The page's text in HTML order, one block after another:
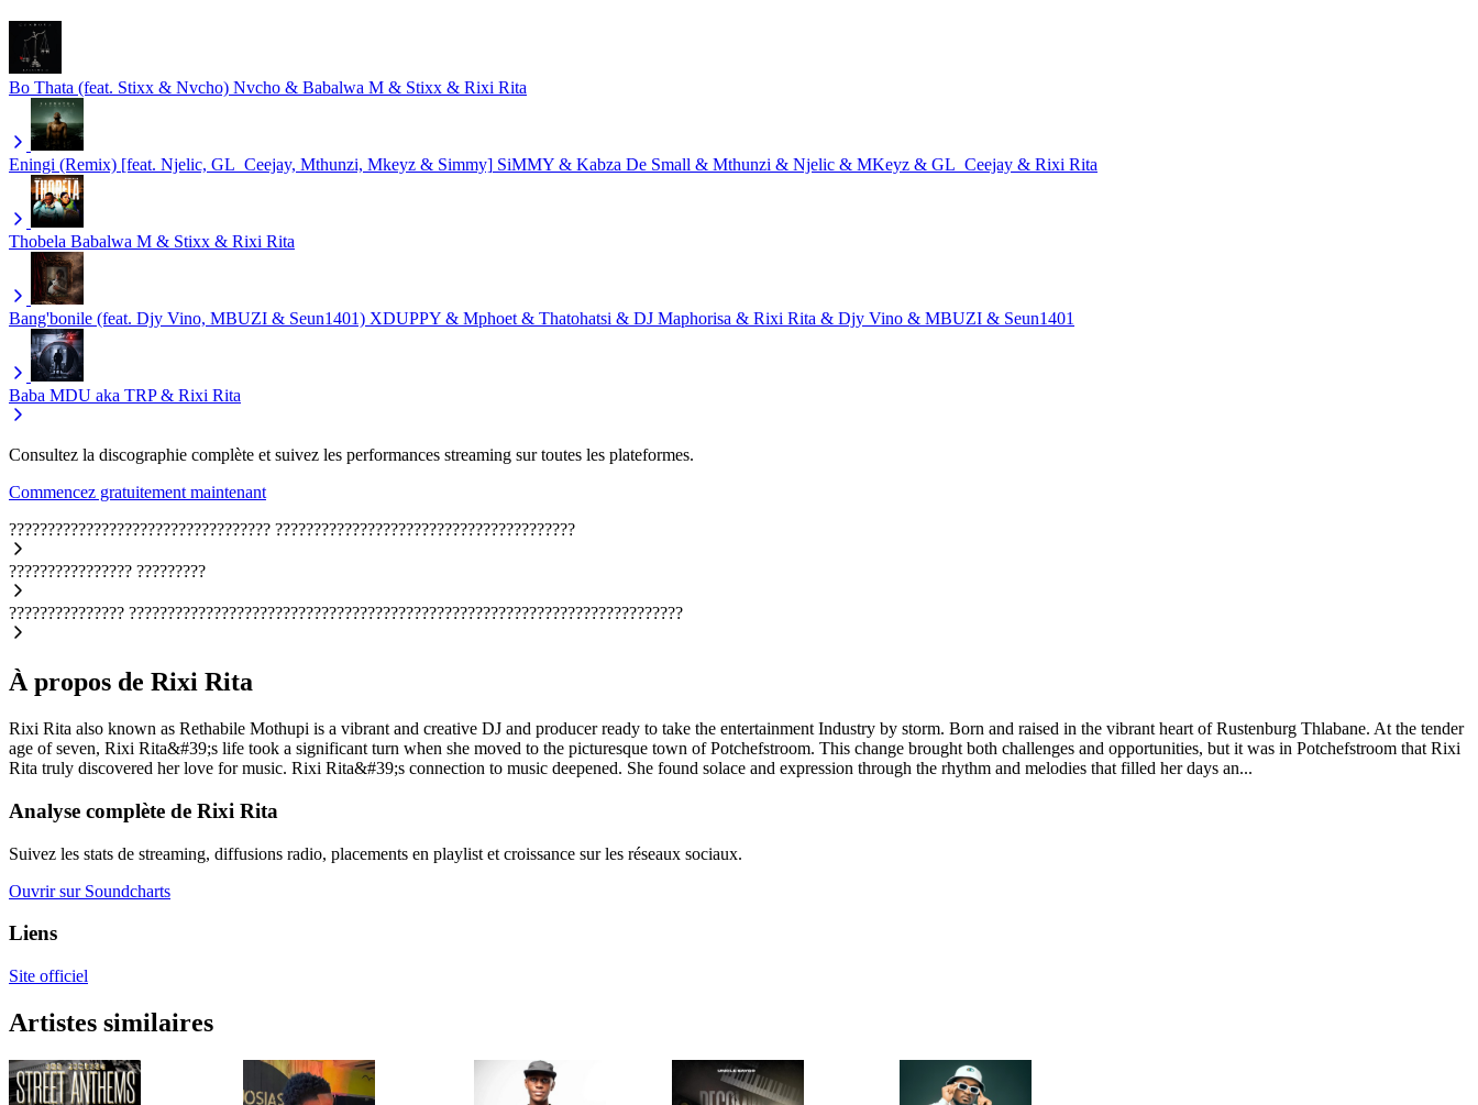
Bo Thata (feat. Stixx & Nvcho) Nvcho & Babalwa M & Stixx & Rixi Rita
Eningi (Remix) [feat. Njelic, GL_Ceejay, Mthunzi, Mkeyz & Simmy] SiMMY & Kabza De Small & Mthunzi & Njelic & MKeyz & GL_Ceejay & Rixi Rita
Thobela Babalwa M & Stixx & Rixi Rita
Bang'bonile (feat. Djy Vino, MBUZI & Seun1401) XDUPPY & Mphoet & Thatohatsi & DJ Maphorisa & Rixi Rita & Djy Vino & MBUZI & Seun1401
Baba MDU aka TRP & Rixi Rita
Consultez la discographie complète et suivez les performances streaming sur toutes les plateformes.
Commencez gratuitement maintenant
?????????????????????????????????? ???????????????????????????????????????
???????????????? ?????????
??????????????? ????????????????????????????????????????????????????????????????????????
À propos de Rixi Rita
Rixi Rita also known as Rethabile Mothupi is a vibrant and creative DJ and producer ready to take the entertainment Industry by storm. Born and raised in the vibrant heart of Rustenburg Thlabane. At the tender
age of seven, Rixi Rita&#39;s life took a significant turn when she moved to the picturesque town of Potchefstroom. This change brought both challenges and opportunities, but it was in Potchefstroom that Rixi
Rita truly discovered her love for music. Rixi Rita&#39;s connection to music deepened. She found solace and expression through the rhythm and melodies that filled her days an...
Analyse complète de Rixi Rita
Suivez les stats de streaming, diffusions radio, placements en playlist et croissance sur les réseaux sociaux.
Ouvrir sur Soundcharts
Liens
Site officiel
Artistes similaires